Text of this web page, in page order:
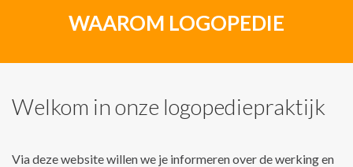
WAAROM LOGOPEDIE
Welkom in onze logopediepraktijk
Via deze website willen we je informeren over de werking en